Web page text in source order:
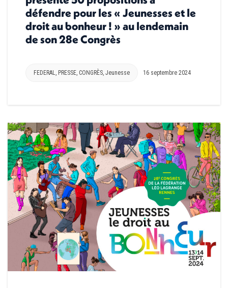
défendre pour les « Jeunesses et le
droit au bonheur ! » au lendemain
de son 28e Congrès
FEDERAL PRESSE CONGRÈS Jeunesse 16 septembre 2024